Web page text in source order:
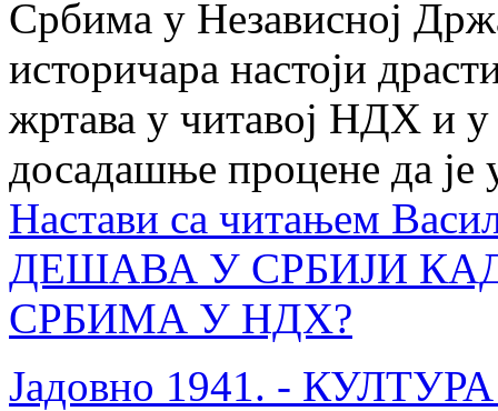
Србима у Независној
историчара настоји
жртава у читавој НДХ и
досадашње процене да
Настави са читањем
ДЕШАВА У СРБИЈИ
СРБИМА У НДХ?
Јадовно 1941. -